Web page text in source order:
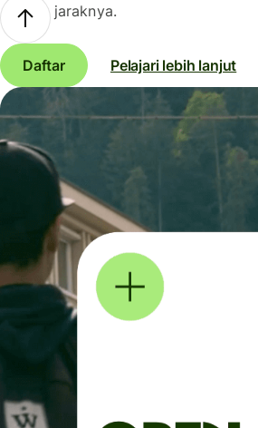
jaraknya.
Daftar Pelajari lebih lanjut